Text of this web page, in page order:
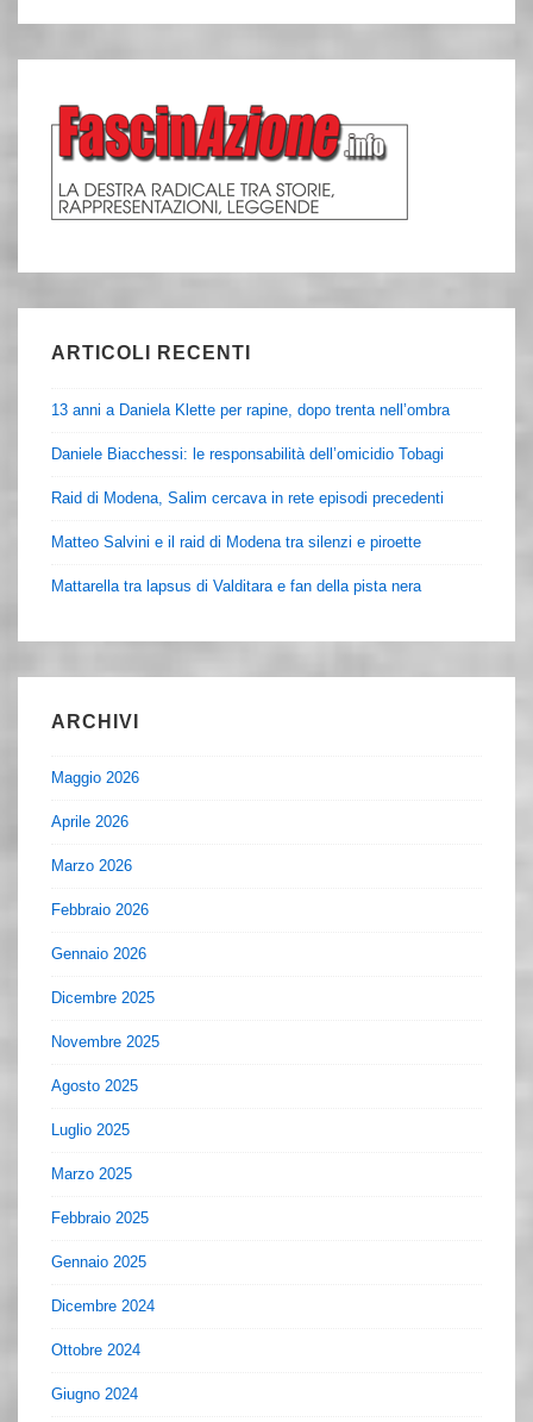
ARTICOLI RECENTI
13 anni a Daniela Klette per rapine, dopo trenta nell’ombra
Daniele Biacchessi: le responsabilità dell’omicidio Tobagi
Raid di Modena, Salim cercava in rete episodi precedenti
Matteo Salvini e il raid di Modena tra silenzi e piroette
Mattarella tra lapsus di Valditara e fan della pista nera
ARCHIVI
Maggio 2026
Aprile 2026
Marzo 2026
Febbraio 2026
Gennaio 2026
Dicembre 2025
Novembre 2025
Agosto 2025
Luglio 2025
Marzo 2025
Febbraio 2025
Gennaio 2025
Dicembre 2024
Ottobre 2024
Giugno 2024